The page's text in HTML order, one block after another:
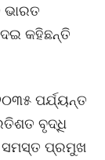
ଭାରତ
କହିଛନ୍ତି
ପର୍ଯ୍ୟନ୍ତ
ବୃଦ୍ଧି
ସମସ୍ତ ପ୍ରମୁଖ